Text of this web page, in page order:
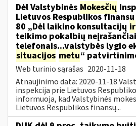
Dėl Valstybinės Mokesčių
Lietuvos Respublikos
80 „Dėl laikino konsultacijų ir
teikimo pokalbių
telefonais...valstybės lygio
situacijos metu“
Web turinio sąrašas 2020-11-18
Atnaujinimo data: 2020-11-18
inspekcija prie Lietuvos
informuoja, kad Valstybinės
Lietuvos Respublikos finansų...